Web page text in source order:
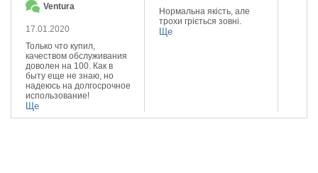
Нормальна якість, але
трохи гріється зовні.
Ще
Ventura
17.01.2020
Только что купил,
качеством обслуживания
доволен на 100. Как в
быту еще не знаю, но
надеюсь на долгосрочное
использование!
Ще